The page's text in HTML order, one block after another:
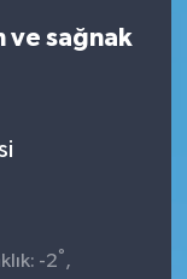
ve sağnak
-2° ,